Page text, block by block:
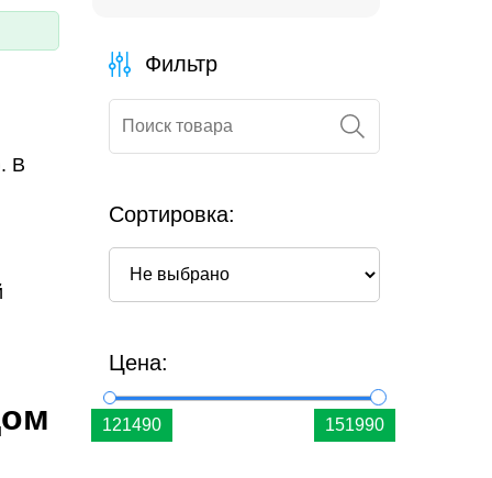
В
Фильтр
Сортировка:
Цена: